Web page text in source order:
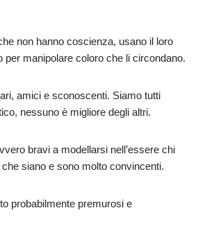
non hanno coscienza, usano il loro
per manipolare coloro che li circondano.
amici e sconoscenti. Siamo tutti
nessuno è migliore degli altri.
bravi a modellarsi nell’essere chi
siano e sono molto convincenti.
probabilmente premurosi e